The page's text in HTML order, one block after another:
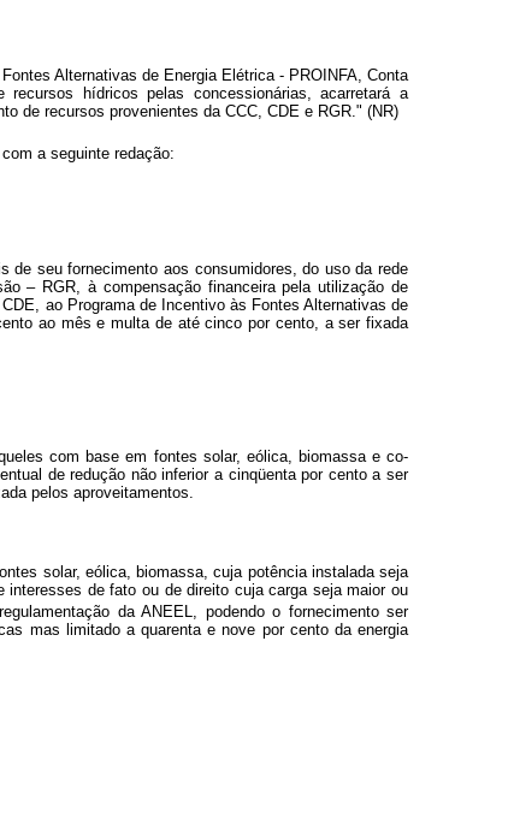
Alternativas de Energia Elétrica - PROINFA, Conta
hídricos pelas concessionárias, acarretará a
de recursos provenientes da CCC, CDE e RGR." (NR)
a seguinte redação:
seu fornecimento aos consumidores, do uso da rede
– RGR, à compensação financeira pela utilização de
ao Programa de Incentivo às Fontes Alternativas de
ao mês e multa de até cinco por cento, a ser fixada
com base em fontes solar, eólica, biomassa e co-
de redução não inferior a cinqüenta por cento a ser
pelos aproveitamentos.
solar, eólica, biomassa, cuja potência instalada seja
interesses de fato ou de direito cuja carga seja maior ou
da ANEEL, podendo o fornecimento ser
mas limitado a quarenta e nove por cento da energia